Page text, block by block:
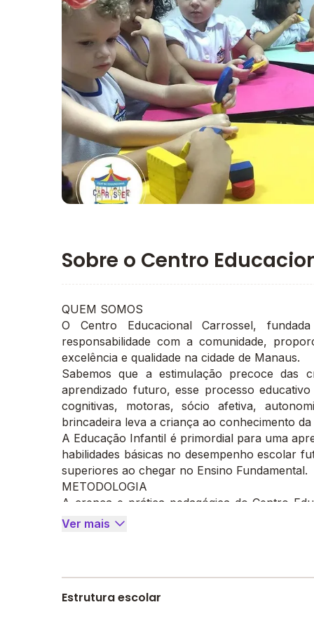
Sobre o Centro
QUEM SOMOS
O Centro Educacional Carrossel,
responsabilidade com a comunidade,
excelência e qualidade na cidade de Manaus.
Sabemos que a estimulação precoce das
aprendizado futuro, esse processo
cognitivas, motoras, sócio afetiva,
brincadeira leva a criança ao conhecimento
A Educação Infantil é primordial para uma
habilidades básicas no desempenho escolar
superiores ao chegar no Ensino Fundamental.
METODOLOGIA
A crença e prática pedagógica do Centro
princípios sócio interacionista formulados
O Centro Educacional Carrossel possui
Ver mais
Estrutura escolar